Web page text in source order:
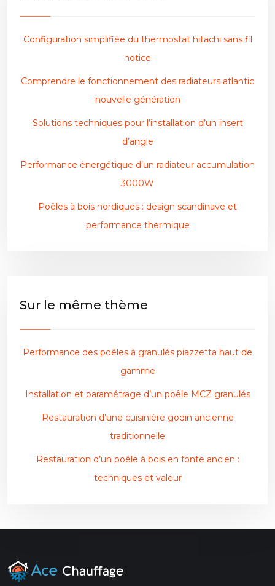
Configuration simplifiée du thermostat hitachi sans fil
notice
Comprendre le fonctionnement des radiateurs atlantic
nouvelle génération
Solutions techniques pour l’installation d’un insert
d’angle
Performance énergétique d’un radiateur accumulation
3000W
Poêles à bois nordiques : design scandinave et
performance thermique
Sur le même thème
Performance des poêles à granulés piazzetta haut de
gamme
Installation et paramétrage d’un poêle MCZ granulés
Restauration d’une cuisinière godin ancienne
traditionnelle
Restauration d’un poêle à bois en fonte ancien :
techniques et valeur